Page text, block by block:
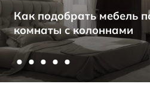
Как подобрать мебель
комнаты с колоннами